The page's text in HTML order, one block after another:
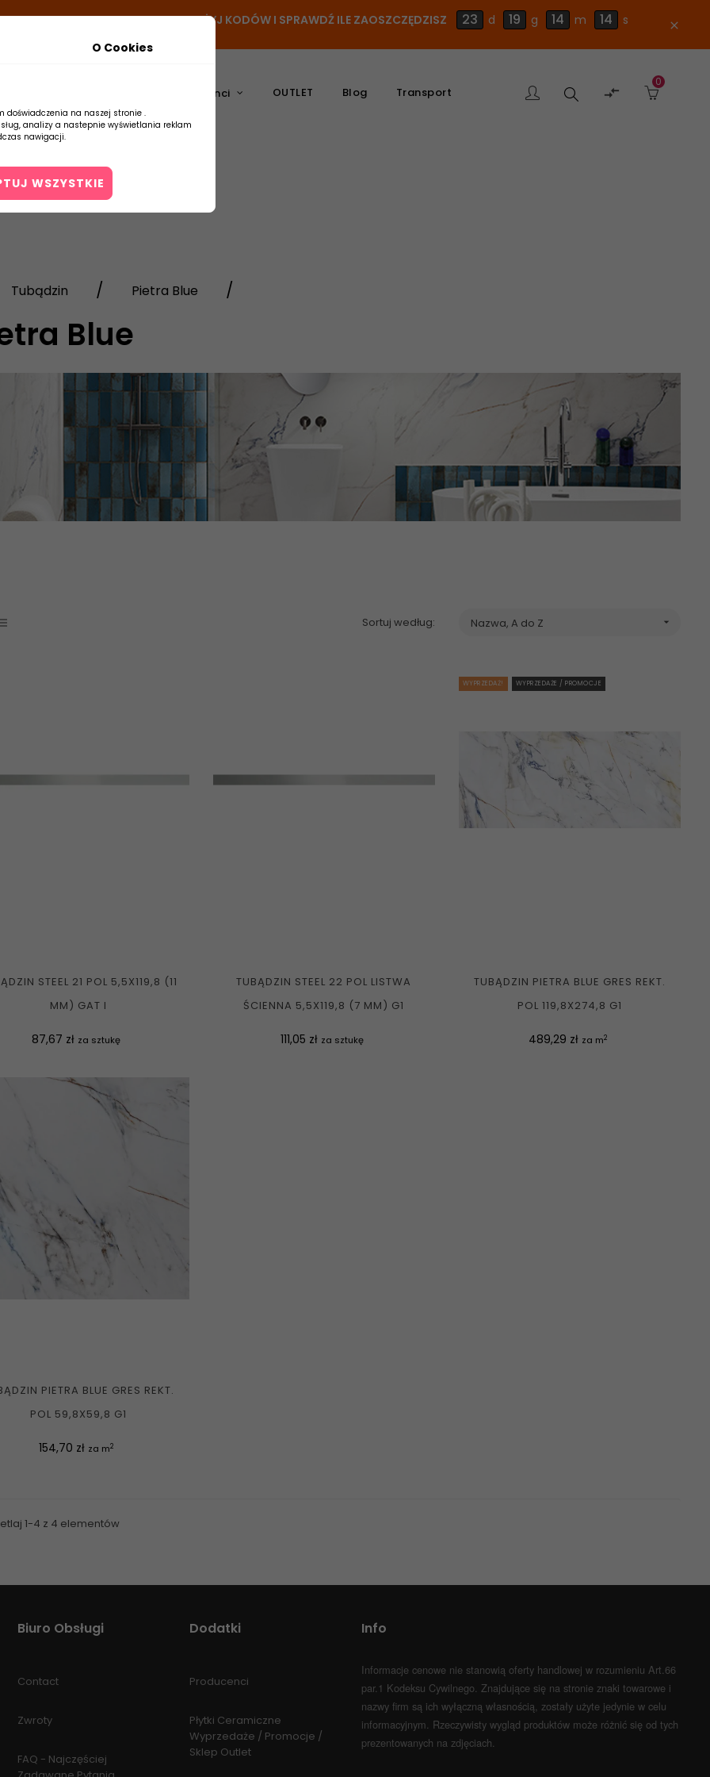
- DODAJ PRODUKT DO KOSZYKA, UŻYJ KODÓW I SPRAWDŹ ILE ZAOSZCZĘDZISZ 23 d 19 g 14 m 14 s close
Producenci OUTLET Blog Transport Szukaj 
0
Tubądzin Pietra Blue
Blue
Sortuj według: Nazwa, A do Z 
STEEL 21 POL 5,5X119,8 (11
MM) GAT I
Cena
87,67 zł za sztukę
TUBĄDZIN STEEL 22 POL LISTWA
ŚCIENNA 5,5X119,8 (7 MM) G1
Cena
111,05 zł za sztukę
WYPRZEDAŻ! WYPRZEDAŻE / PROMOCJE
TUBĄDZIN PIETRA BLUE GRES REKT.
POL 119,8X274,8 G1
Cena
489,29 zł za m2
PIETRA BLUE GRES REKT.
POL 59,8X59,8 G1
Cena
154,70 zł za m2
1-4 z 4 elementów
Biuro Obsługi
Contact
Zwroty
FAQ - Najczęściej
Dodatki
Producenci
Płytki Ceramiczne
Wyprzedaże / Promocje /
Sklep Outlet
Info
Informacje cenowe nie stanowią oferty handlowej w rozumieniu Art.66
par.1 Kodeksu Cywilnego. Znajdujące się na stronie znaki towarowe i
nazwy firm są ich wyłączną własnością, zostały użyte jedynie w celu
informacyjnym. Rzeczywisty wygląd produktów może różnić się od tych
prezentowanych na zdjęciach.
O Cookies
doświadczenia na naszej stronie .
analizy a nastepnie wyświetlania reklam
nawigacji.
WSZYSTKIE